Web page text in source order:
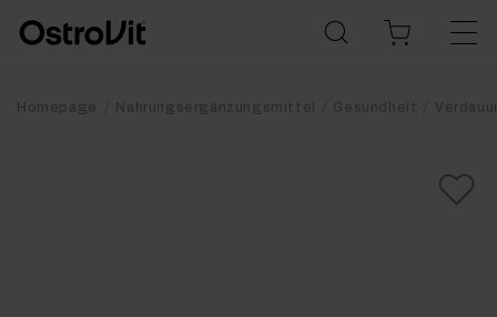
Homepage Nahrungsergänzungsmittel Gesundheit